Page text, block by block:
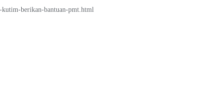
berikan-bantuan-pmt.html